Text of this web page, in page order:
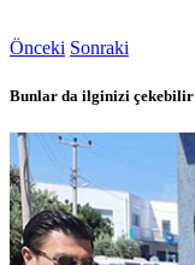
Önceki Sonraki
Bunlar da ilginizi çekebilir